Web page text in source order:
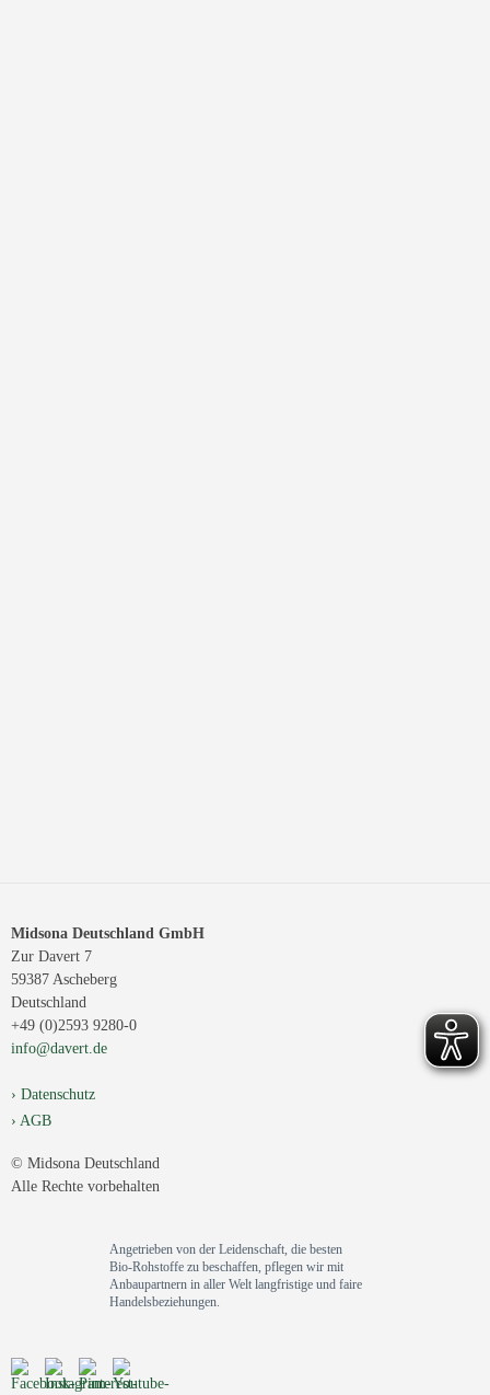
Midsona Deutschland GmbH
Zur Davert 7
59387 Ascheberg
Deutschland
+49 (0)2593 9280-0
info@davert.de
Datenschutz
AGB
© Midsona Deutschland
Alle Rechte vorbehalten
Angetrieben von der Leidenschaft, die besten
Bio-Rohstoffe zu beschaffen, pflegen wir mit
Anbaupartnern in aller Welt langfristige und faire
Handelsbeziehungen.